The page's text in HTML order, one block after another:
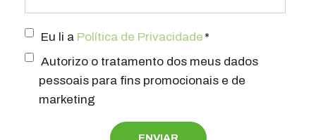
Eu li a Política de Privacidade *
Autorizo o tratamento dos meus dados
pessoais para fins promocionais e de
marketing